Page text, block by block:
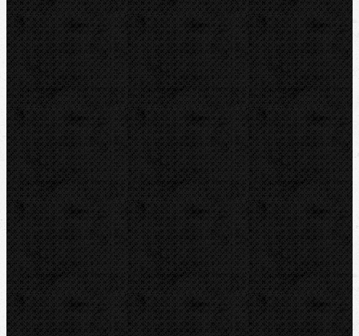
Elektro-hydraulické
Strojní
Dělení trubek
Příslušenství
Transportní boxy
Značky
BernzOmatiC